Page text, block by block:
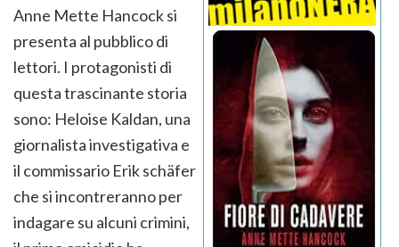
Anne Mette Hancock si
presenta al pubblico di
lettori. I protagonisti di
questa trascinante storia
sono: Heloise Kaldan, una
giornalista investigativa e
il commissario Erik schäfer
che si incontreranno per
indagare su alcuni crimini,